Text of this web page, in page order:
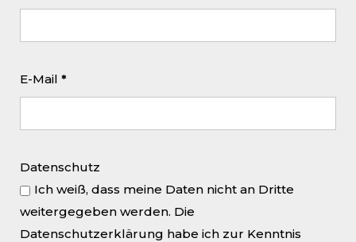
der Ausstellungshalle des
Ausstellung von Cristina
Italienerin Michaela Ghisettia
präsentier, hat Anfang März
begonnen und läuft bis Mitte
Mai 2017. Ein kleines Video, in
E-Mail *
Datenschutz
Ich weiß, dass meine Daten nicht an Dritte
weitergegeben werden. Die
Datenschutzerklärung habe ich zur Kenntnis